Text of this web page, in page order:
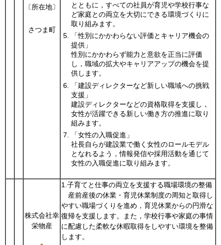
〔所在地〕
さつま町
とともに，すべての社員が育児や学校行事な
ど家庭との両立を大切にできる環境づくりに
取り組みます。
「性別にかかわらない評価とキャリア機会の
提供」
性別にかかわらず能力と意欲を正当に評価
し，職域の拡大やキャリアアップの機会を提
供します。
「建設ディレクターなど新しい職域への挑戦
支援」
建設ディレクターなどの資格取得を支援し，
女性が活躍できる新しい働き方の推進に取り
組みます。
「女性の入職促進」
社長自らが建設業で働く女性のロールモデル
となれるよう，情報発信や採用活動を通じて
女性の入職促進に取り組みます。
株式会社幸
栄物産
1.子育てと仕事の両立を支援する職場環境の整備
産前産後の休業・育児休業制度の周知と取得し
やすい職場づくりを進め，育児休業からの円滑な
復帰を支援します。また，学校行事や家庭の事情
に配慮した柔軟な休暇取得をしやすい環境を整備
します。